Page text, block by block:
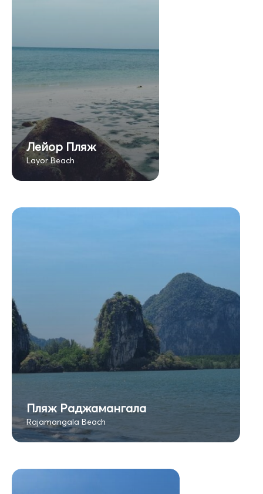
Лейор Пляж
Layor Beach
Пляж Раджамангала
Rajamangala Beach